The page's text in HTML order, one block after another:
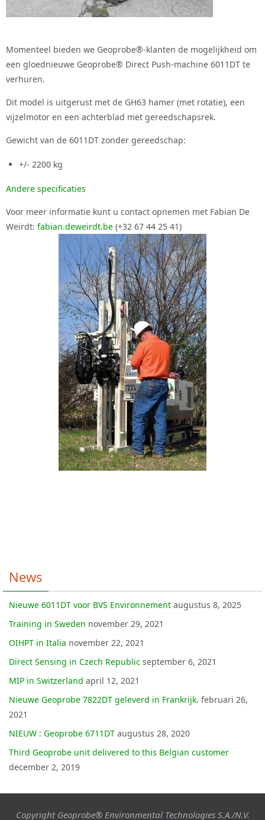
Momenteel bieden we Geoprobe®-klanten de mogelijkheid om
een ​​gloednieuwe Geoprobe® Direct Push-machine 6011DT te
verhuren.
Dit model is uitgerust met de GH63 hamer (met rotatie), een
vijzelmotor en een achterblad met gereedschapsrek.
Gewicht van de 6011DT zonder gereedschap:
+/- 2200 kg
Andere specificaties
Voor meer informatie kunt u contact opnemen met Fabian De
Weirdt: fabian.deweirdt.be (+32 67 44 25 41)
News
Nieuwe 6011DT voor BVS Environnement augustus 8, 2025
Training in Sweden november 29, 2021
OIHPT in Italia november 22, 2021
Direct Sensing in Czech Republic september 6, 2021
MIP in Switzerland april 12, 2021
Nieuwe Geoprobe 7822DT geleverd in Frankrijk. februari 26,
2021
NIEUW : Geoprobe 6711DT augustus 28, 2020
Third Geoprobe unit delivered to this Belgian customer
december 2, 2019
Copyright Geoprobe® Environmental Technologies S.A./N.V.